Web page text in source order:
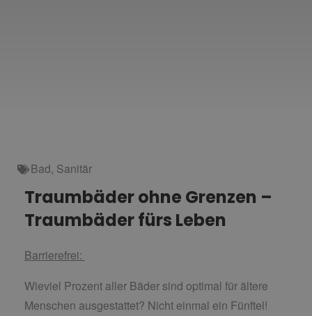
Bad, Sanitär
Traumbäder ohne Grenzen –
Traumbäder fürs Leben
Barrierefrei:
Wieviel Prozent aller Bäder sind optimal für ältere
Menschen ausgestattet? Nicht einmal ein Fünftel!